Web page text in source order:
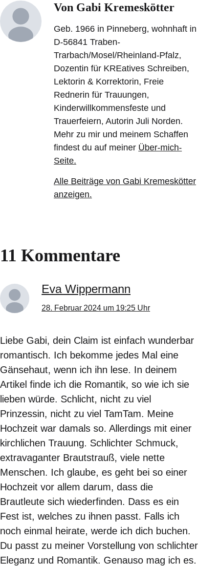
Von Gabi Kremeskötter
Geb. 1966 in Pinneberg, wohnhaft in
D-56841 Traben-
Trarbach/Mosel/Rheinland-Pfalz,
Dozentin für KREatives Schreiben,
Lektorin & Korrektorin, Freie
Rednerin für Trauungen,
Kinderwillkommensfeste und
Trauerfeiern, Autorin Juli Norden.
Mehr zu mir und meinem Schaffen
findest du auf meiner Über-mich-
Seite.
Alle Beiträge von Gabi Kremeskötter
anzeigen.
11 Kommentare
Eva Wippermann
28. Februar 2024 um 19:25 Uhr
Liebe Gabi, dein Claim ist einfach wunderbar
romantisch. Ich bekomme jedes Mal eine
Gänsehaut, wenn ich ihn lese. In deinem
Artikel finde ich die Romantik, so wie ich sie
lieben würde. Schlicht, nicht zu viel
Prinzessin, nicht zu viel TamTam. Meine
Hochzeit war damals so. Allerdings mit einer
kirchlichen Trauung. Schlichter Schmuck,
extravaganter Brautstrauß, viele nette
Menschen. Ich glaube, es geht bei so einer
Hochzeit vor allem darum, dass die
Brautleute sich wiederfinden. Dass es ein
Fest ist, welches zu ihnen passt. Falls ich
noch einmal heirate, werde ich dich buchen.
Du passt zu meiner Vorstellung von schlichter
Eleganz und Romantik. Genauso mag ich es.